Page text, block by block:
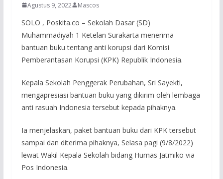
Agustus 9, 2022 Mascos
SOLO , Poskita.co – Sekolah Dasar (SD)
Muhammadiyah 1 Ketelan Surakarta menerima
bantuan buku tentang anti korupsi dari Komisi
Pemberantasan Korupsi (KPK) Republik Indonesia.
Kepala Sekolah Penggerak Perubahan, Sri Sayekti,
mengapresiasi bantuan buku yang dikirim oleh lembaga
anti rasuah Indonesia tersebut kepada pihaknya.
Ia menjelaskan, paket bantuan buku dari KPK tersebut
sampai dan diterima pihaknya, Selasa pagi (9/8/2022)
lewat Wakil Kepala Sekolah bidang Humas Jatmiko via
Pos Indonesia.